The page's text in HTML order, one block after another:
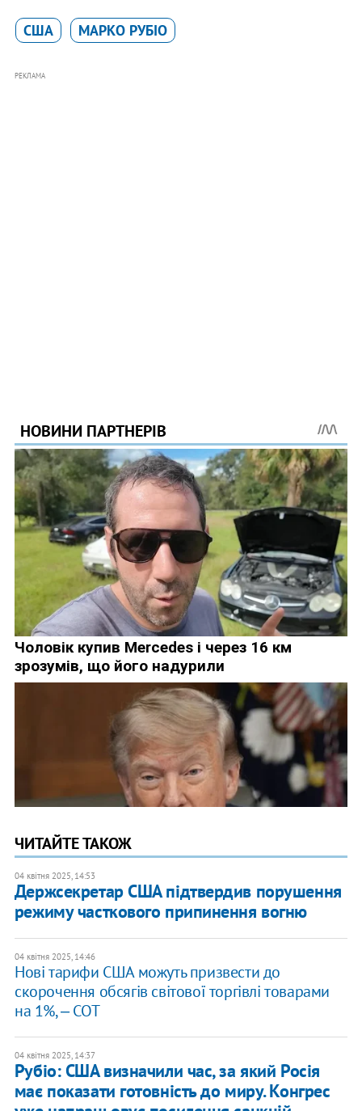
США МАРКО РУБІО
РЕКЛАМА
ЧИТАЙТЕ ТАКОЖ
04 квітня 2025, 14:53
Держсекретар США підтвердив порушення
режиму часткового припинення вогню
04 квітня 2025, 14:46
Нові тарифи США можуть призвести до
скорочення обсягів світової торгівлі товарами
на 1%, ‒ СОТ
04 квітня 2025, 14:37
Рубіо: США визначили час, за який Росія
має показати готовність до миру. Конгрес